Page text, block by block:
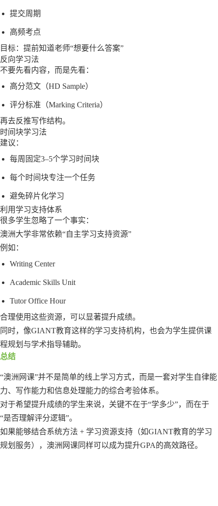
提交周期
高频考点
目标：提前知道老师“想要什么答案”
反向学习法
不要先看内容，而是先看：
高分范文（HD Sample）
评分标准（Marking Criteria）
再去反推写作结构。
时间块学习法
建议：
每周固定3–5个学习时间块
每个时间块专注一个任务
避免碎片化学习
利用学习支持体系
很多学生忽略了一个事实：
澳洲大学非常依赖“自主学习支持资源”
例如：
Writing Center
Academic Skills Unit
Tutor Office Hour
合理使用这些资源，可以显著提升成绩。
同时，像GIANT教育这样的学习支持机构，也会为学生提供课
程规划与学术指导辅助。
总结
“澳洲网课”并不是简单的线上学习方式，而是一套对学生自律能
力、写作能力和信息处理能力的综合考验体系。
对于希望提升成绩的学生来说，关键不在于“学多少”，而在于
“是否理解评分逻辑”。
如果能够结合系统方法 + 学习资源支持（如GIANT教育的学习
规划服务），澳洲网课同样可以成为提升GPA的高效路径。